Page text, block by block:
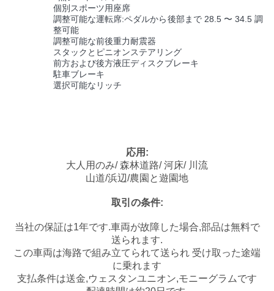
ー
個別スポーツ用座席
調整可能な運転席:ペダルから後部まで 28.5 〜 34.5 調
整可能
調整可能な前後重力耐震器
スタックとピニオンステアリング
前方および後方液圧ディスクブレーキ
駐車ブレーキ
選択可能なリッチ
応用:
大人用のみ/ 森林道路/ 河床/ 川流
山道/浜辺/農園と遊園地
取引の条件:
当社の保証は1年です.車両が故障した場合,部品は無料で
送られます.
この車両は海路で組み立てられて送られ 受け取った途端
に乗れます
支払条件は送金,ウェスタンユニオン,モニーグラムです